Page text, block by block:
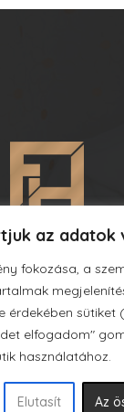
az adatok
fokozása, a
érdekében sütiket
elfogadom"
használatához.
Elutasít Az
02 38
34 52